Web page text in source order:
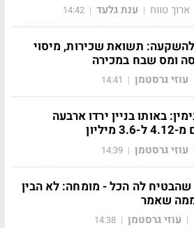
ארוך טווח | ענת גלעד |
14:42
תשואת שכירות, מיסוי
ומס שבח במכירה
עוזי גרסטמן |
14:41
באותו בניין ירדו ארבעה
מיליון
עוזי גרסטמן |
14:39
לה הכל - מומחה: לא הבין
שאמר
| עוזי גרסטמן |
14:38